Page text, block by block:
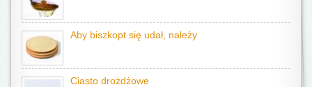
Aby biszkopt się udał, należy
Ciasto drożdżowe